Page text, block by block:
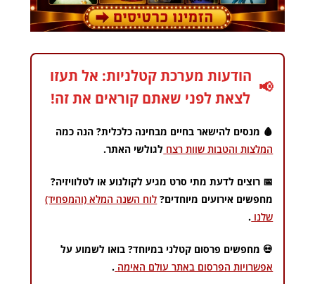
📢
הודעות מערכת קטלניות: אל תעזו
לצאת לפני שאתם קוראים את זה!
🩸 מנסים להישאר בחיים מבחינה כלכלית? הנה כמה
המלצות והטבות שוות רצח לגולשי האתר.
📅 רוצים לדעת מתי סרט מגיע לקולנוע או לטלוויזיה?
מחפשים אירועים מיוחדים? לוח השנה המלא (והמפחיד)
שלנו .
💀 מחפשים פרסום קטלני במיוחד? בואו לשמוע על
אפשרויות הפרסום באתר עולם האימה .